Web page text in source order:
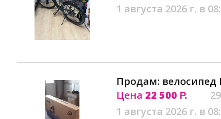
1 августа 2026 г. в
Продам: велосипед
Цена 22 500 Р.
1 августа 2026 г. в